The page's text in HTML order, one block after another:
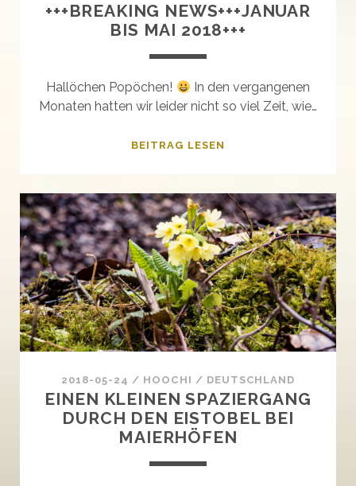
+++BREAKING NEWS+++JANUAR
BIS MAI 2018+++
Hallöchen Popöchen!
In den vergangenen
Monaten hatten wir leider nicht so viel Zeit, wie…
BEITRAG LESEN
MAI
2018+++
2018-05-24 / HOOCHI / DEUTSCHLAND
EINEN KLEINEN SPAZIERGANG
DURCH DEN EISTOBEL BEI
MAIERHÖFEN